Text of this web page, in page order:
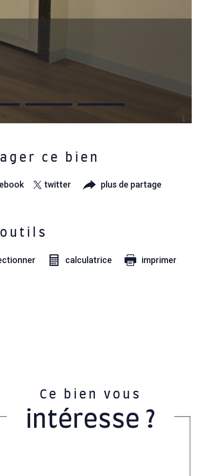
ce bien
twitter plus de partage
outils
calculatrice imprimer
Ce bien vous
intéresse ?